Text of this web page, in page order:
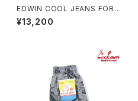
EDWIN COOL JEANS FOR
MOTORCYCLE RIDERS
¥13,200